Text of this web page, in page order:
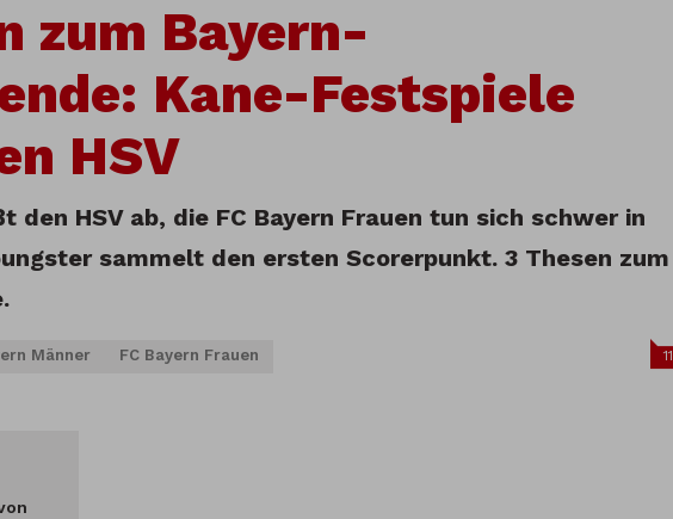
zum Bayern-
Kane-Festspiele
HSV
den HSV ab, die FC Bayern Frauen tun sich schwer in
sammelt den ersten Scorerpunkt. 3 Thesen zum
Männer FC Bayern Frauen 11